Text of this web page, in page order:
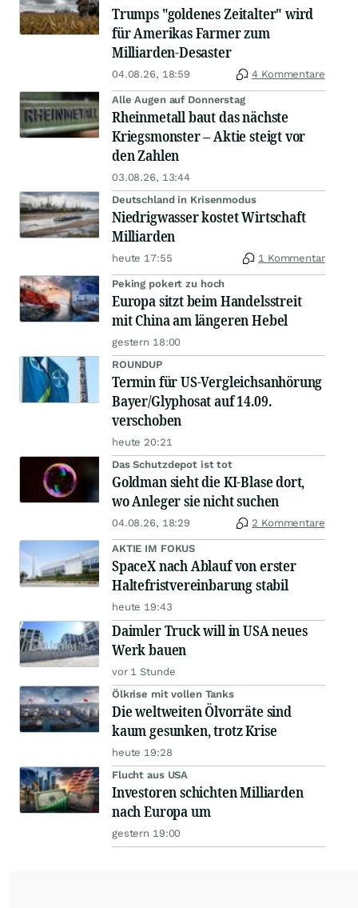
Trumps "goldenes Zeitalter" wird
für Amerikas Farmer zum
Milliarden-Desaster
04.08.26, 18:59 4 Kommentare
Alle Augen auf Donnerstag
Rheinmetall baut das nächste
Kriegsmonster – Aktie steigt vor
den Zahlen
03.08.26, 13:44
Deutschland in Krisenmodus
Niedrigwasser kostet Wirtschaft
Milliarden
heute 17:55 1 Kommentar
Peking pokert zu hoch
Europa sitzt beim Handelsstreit
mit China am längeren Hebel
gestern 18:00
ROUNDUP
Termin für US-Vergleichsanhörung
Bayer/Glyphosat auf 14.09.
verschoben
heute 20:21
Das Schutzdepot ist tot
Goldman sieht die KI-Blase dort,
wo Anleger sie nicht suchen
04.08.26, 18:29 2 Kommentare
AKTIE IM FOKUS
SpaceX nach Ablauf von erster
Haltefristvereinbarung stabil
heute 19:43
Daimler Truck will in USA neues
Werk bauen
vor 1 Stunde
Ölkrise mit vollen Tanks
Die weltweiten Ölvorräte sind
kaum gesunken, trotz Krise
heute 19:28
Flucht aus USA
Investoren schichten Milliarden
nach Europa um
gestern 19:00